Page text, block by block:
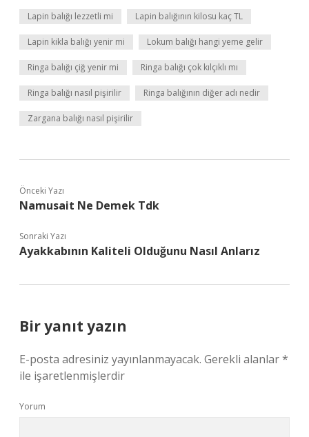
Lapin balığı lezzetli mi Lapin balığının kilosu kaç TL
Lapin kikla balığı yenir mi Lokum balığı hangi yeme gelir
Ringa balığı çiğ yenir mi Ringa balığı çok kılçıklı mı
Ringa balığı nasıl pişirilir Ringa balığının diğer adı nedir
Zargana balığı nasıl pişirilir
Önceki Yazı
Namusait Ne Demek Tdk
Sonraki Yazı
Ayakkabının Kaliteli Olduğunu Nasıl Anlarız
Bir yanıt yazın
E-posta adresiniz yayınlanmayacak. Gerekli alanlar*
ile işaretlenmişlerdir
Yorum